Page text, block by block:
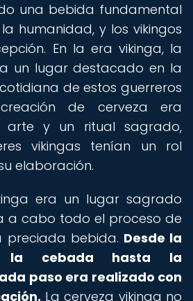
una bebida fundamental
humanidad, y los vikingos
En la era vikinga, la
un lugar destacado en la
de estos guerreros
de cerveza era
arte y un ritual sagrado,
vikingas tenían un rol
elaboración.
era un lugar sagrado
a cabo todo el proceso de
preciada bebida. Desde la
la cebada hasta la
paso era realizado con
La cerveza vikinga no